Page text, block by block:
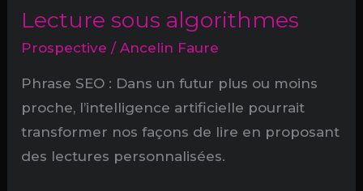
Lecture sous algorithmes
Prospective /Ancelin Faure
Phrase SEO : Dans un futur plus ou moins
proche, l’intelligence artificielle pourrait
transformer nos façons de lire en proposant
des lectures personnalisées.